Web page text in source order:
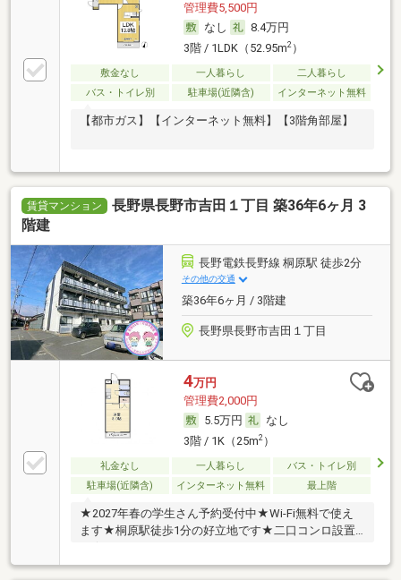
管理費5,500円
なし
8.4万円
3階 / 1LDK（52.95m2）
敷金なし 一人暮らし
二人暮らし
バス・トイレ別
駐車場(近隣含) インターネット無料
【都市ガス】【インターネット無料】【3階角部屋】
賃貸マンション
長野県長野市吉田１丁目 築36年6ヶ月 3
階建
長野電鉄長野線 桐原駅 徒歩2分
その他の交通
築36年6ヶ月 / 3階建
長野県長野市吉田１丁目
4万円
管理費2,000円
5.5万円
なし
3階 / 1K（25m2）
礼金なし 一人暮らし
バス・トイレ別
駐車場(近隣含)
インターネット無料 最上階
★2027年春の学生さん予約受付中★Wi-Fi無料で使え
ます★桐原駅徒歩1分の好立地です★二口コンロ設置